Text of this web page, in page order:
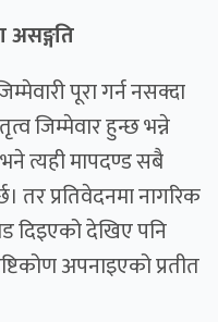
असङ्गति
पूरा गर्न नसक्दा
जिम्मेवार हुन्छ भन्ने
त्यही मापदण्ड सबै
तर प्रतिवेदनमा नागरिक
दिइएको देखिए पनि
अपनाइएको प्रतीत